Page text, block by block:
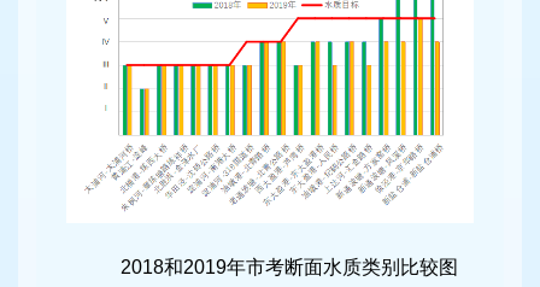
2018和2019年市考断面水质类别比较图